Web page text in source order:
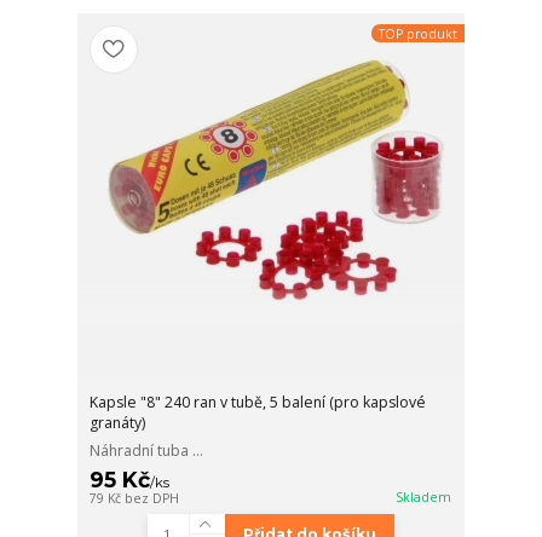
TOP produkt
Kapsle "8" 240 ran v tubě, 5 balení (pro kapslové
granáty)
Náhradní tuba ...
95 Kč/ks
79 Kč bez DPH Skladem